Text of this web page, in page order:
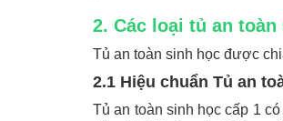
2. Các loại tủ an
Tủ an toàn sinh học được
2.1 Hiệu chuẩn Tủ an
Tủ an toàn sinh học cấp 1